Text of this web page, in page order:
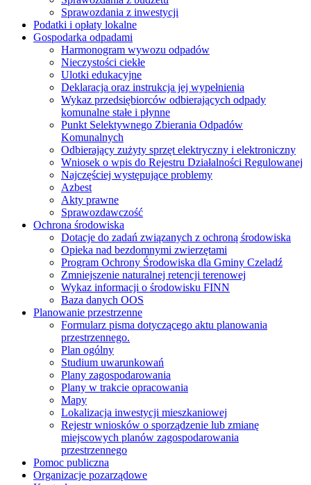
Sprawozdania z inwestycji
Podatki i opłaty lokalne
Gospodarka odpadami
Harmonogram wywozu odpadów
Nieczystości ciekłe
Ulotki edukacyjne
Deklaracja oraz instrukcja jej wypełnienia
Wykaz przedsiębiorców odbierających odpady
komunalne stałe i płynne
Punkt Selektywnego Zbierania Odpadów
Komunalnych
Odbierający zużyty sprzęt elektryczny i elektroniczny
Wniosek o wpis do Rejestru Działalności Regulowanej
Najczęściej występujące problemy
Azbest
Akty prawne
Sprawozdawczość
Ochrona środowiska
Dotacje do zadań związanych z ochroną środowiska
Opieka nad bezdomnymi zwierzętami
Program Ochrony Środowiska dla Gminy Czeladź
Zmniejszenie naturalnej retencji terenowej
Wykaz informacji o środowisku FINN
Baza danych OOS
Planowanie przestrzenne
Formularz pisma dotyczącego aktu planowania
przestrzennego.
Plan ogólny
Studium uwarunkowań
Plany zagospodarowania
Plany w trakcie opracowania
Mapy
Lokalizacja inwestycji mieszkaniowej
Rejestr wniosków o sporządzenie lub zmianę
miejscowych planów zagospodarowania
przestrzennego
Pomoc publiczna
Organizacje pozarządowe